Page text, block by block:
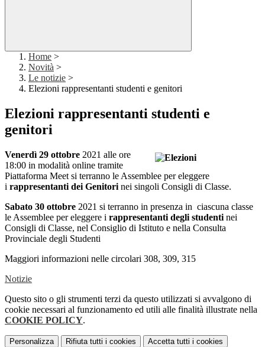
Home >
Novità >
Le notizie >
Elezioni rappresentanti studenti e genitori
Elezioni rappresentanti studenti e
genitori
Venerdì 29 ottobre 2021 alle ore
18:00 in modalità online tramite
Piattaforma Meet si terranno le Assemblee per eleggere
i rappresentanti dei Genitori nei singoli Consigli di Classe.
Sabato 30 ottobre 2021 si terranno in presenza in ciascuna classe
le Assemblee per eleggere i rappresentanti degli studenti nei
Consigli di Classe, nel Consiglio di Istituto e nella Consulta
Provinciale degli Studenti
Maggiori informazioni nelle circolari 308, 309, 315
Notizie
Questo sito o gli strumenti terzi da questo utilizzati si avvalgono di
cookie necessari al funzionamento ed utili alle finalità illustrate nella
COOKIE POLICY.
Personalizza Rifiuta tutti i cookies Accetta tutti i cookies